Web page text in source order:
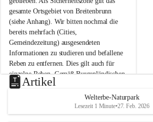
r
u
n
n
a
m
N
e
u
s
d
gesamte Ortsgebiet von Breitenbrunn
(siehe Anhang). Wir bitten nochmal die
bereits mehrfach (Cities,
Gemeindezeitung) ausgesendeten
Informationen zu studieren und befallene
Reben zu entfernen. Dies gilt auch für
einzelne Reben. Gemäß Burgenländischen
Weinbaugesetz sind nicht gepflegte oder
unzulässige Weingärten zu roden! Bitte
helfen wir zusammen um unsere Winzer
vor den prognostizierten Ernteausfällen
u
e
d
Artikel
Welterbe-Naturpark
Lesezeit 1 Minute•27. Feb. 2026